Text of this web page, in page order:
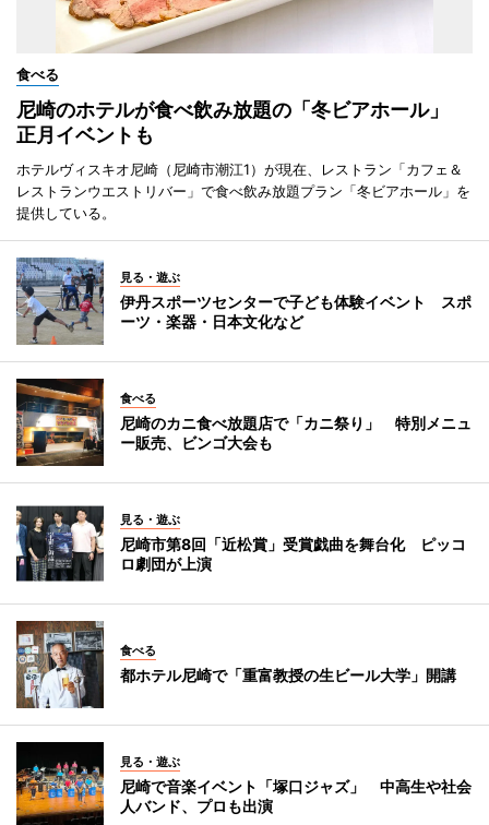
食べる
尼崎のホテルが食べ飲み放題の「冬ビアホール」
正月イベントも
ホテルヴィスキオ尼崎（尼崎市潮江1）が現在、レストラン「カフェ＆
レストランウエストリバー」で食べ飲み放題プラン「冬ビアホール」を
提供している。
見る・遊ぶ
伊丹スポーツセンターで子ども体験イベント スポ
ーツ・楽器・日本文化など
食べる
尼崎のカニ食べ放題店で「カニ祭り」 特別メニュ
ー販売、ビンゴ大会も
見る・遊ぶ
尼崎市第8回「近松賞」受賞戯曲を舞台化 ピッコ
ロ劇団が上演
食べる
都ホテル尼崎で「重富教授の生ビール大学」開講
見る・遊ぶ
尼崎で音楽イベント「塚口ジャズ」 中高生や社会
人バンド、プロも出演